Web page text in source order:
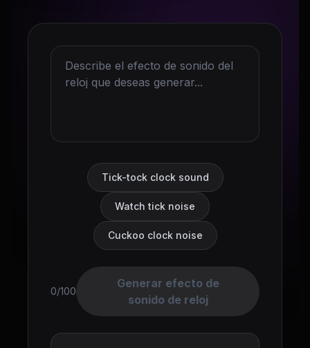
Tick-tock clock sound
Watch tick noise
Cuckoo clock noise
0/100
Generar efecto de
sonido de reloj